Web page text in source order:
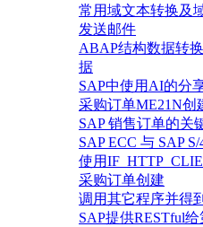
常用域文本转换及
发送邮件
ABAP结构数据转
据
SAP中使用AI的分
采购订单ME21N创
SAP 销售订单的关
SAP ECC 与 SAP
使用
采购订单创建
调用其它程序并得
SAP提供RESTful